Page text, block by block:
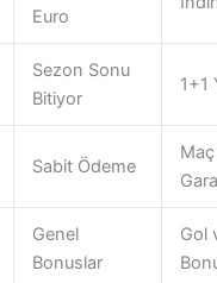
Euro
Sezon Sonu
Bitiyor
1+1
Sabit Ödeme
Maç
Genel
Bonuslar
Gol